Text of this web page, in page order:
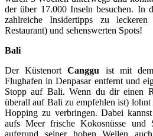
der über 17.000 Inseln besuchen. In
zahlreiche Insidertipps zu
Restaurant) und sehenswerten Spots!
Bali
Der KüstenortCanggu ist mit
Flughafen in Denpasar entfernt und
Stopp auf Bali. Wenn du dir einen
überall auf Bali zu empfehlen ist) lohnt
Hopping zu verbringen. Dabei
aufs Meer frische Kokosnüsse und
aufgrund seiner hohen Wellen